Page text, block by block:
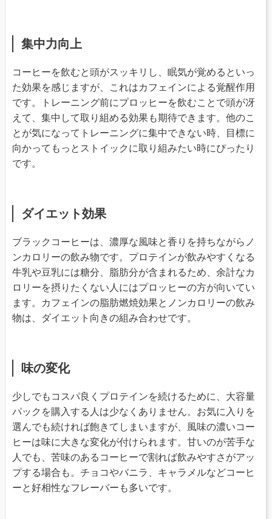
集中力向上
コーヒーを飲むと頭がスッキリし、眠気が覚めるといっ
た効果を感じますが、これはカフェインによる覚醒作用
です。トレーニング前にプロッヒーを飲むことで頭が冴
えて、集中して取り組める効果も期待できます。他のこ
とが気になってトレーニングに集中できない時、目標に
向かってもっとストイックに取り組みたい時にぴったり
です。
ダイエット効果
ブラックコーヒーは、濃厚な風味と香りを持ちながらノ
ンカロリーの飲み物です。プロテインが飲みやすくなる
牛乳や豆乳には糖分、脂肪分が含まれるため、余計なカ
ロリーを摂りたくない人にはプロッヒーの方が向いてい
ます。カフェインの脂肪燃焼効果とノンカロリーの飲み
物は、ダイエット向きの組み合わせです。
味の変化
少しでもコスパ良くプロテインを続けるために、大容量
パックを購入する人は少なくありません。お気に入りを
選んでも続ければ飽きてしまいますが、風味の濃いコー
ヒーは味に大きな変化が付けられます。甘いのが苦手な
人でも、苦味のあるコーヒーで割れば飲みやすさがアッ
プする場合も。チョコやバニラ、キャラメルなどコーヒ
ーと好相性なフレーバーも多いです。